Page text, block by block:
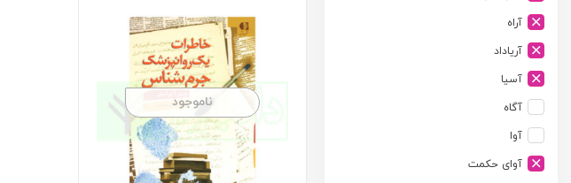
آراه
آریاداد
آسیا
آگاه
آوا
آوای حکمت
ناموجود